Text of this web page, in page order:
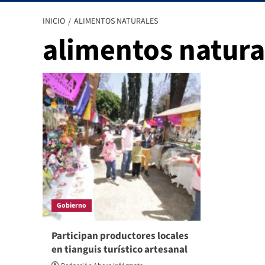
INICIO ALIMENTOS NATURALES
alimentos
Gobierno
Participan productores locales
en tianguis turístico artesanal